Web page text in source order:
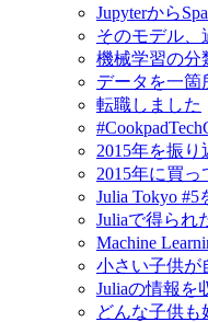
Jupyterから
そのモデル、
機械学習の分
データを一箇
転職しました
2015年を振り
2015年に買
Julia Tokyo
Juliaで得られ
Machine
小さい子供が
Juliaの情報を
どんな子供